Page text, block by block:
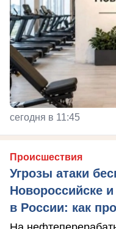
сегодня в 11:45
Происшествия
Угрозы атаки
Новороссийске
в России: как